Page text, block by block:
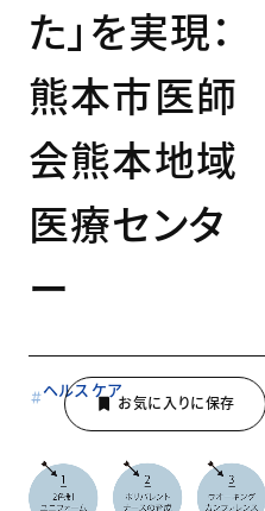
た」を実現：
熊本市医師
会熊本地域
医療センタ
ー
ヘルスケア